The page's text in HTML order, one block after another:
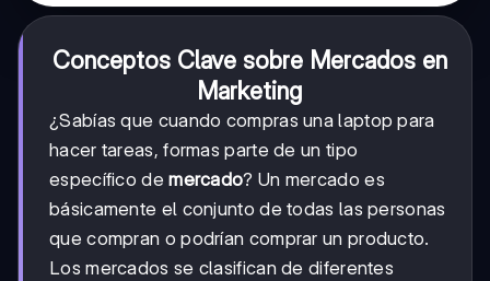
Conceptos Clave sobre Mercados en
Marketing
¿Sabías que cuando compras una laptop para
hacer tareas, formas parte de un tipo
específico demercado? Un mercado es
básicamente el conjunto de todas las personas
que compran o podrían comprar un producto.
Los mercados se clasifican de diferentes